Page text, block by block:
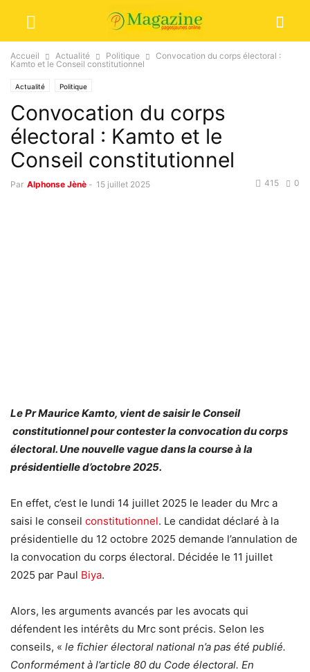
Accueil Actualité Politique
Convocation du corps électoral :
Kamto et le Conseil constitutionnel
Actualité Politique
Convocation du corps
électoral : Kamto et le
Conseil constitutionnel
Par Alphonse Jènè - 15 juillet 2025 0
415
Le Pr Maurice Kamto, vient de saisir le Conseil
constitutionnel pour contester la convocation du corps
électoral. Une nouvelle vague dans la course à la
présidentielle d’octobre 2025.
En effet, c’est le lundi 14 juillet 2025 le leader du Mrc a
saisi le conseil constitutionnel. Le candidat déclaré à la
présidentielle du 12 octobre 2025 demande l’annulation de
la convocation du corps électoral. Décidée le 11 juillet
2025 par Paul Biya.
Alors, les arguments avancés par les avocats qui
défendent les intérêts du Mrc sont précis. Selon les
conseils, « le fichier électoral national n’a pas été publié.
Conformément à l’article 80 du Code électoral. En